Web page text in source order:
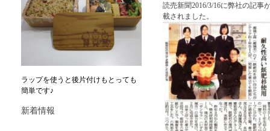
ラップを使うと後片付けもとっても
簡単です♪
新着情報
読売新聞2016/3/16に弊社の記事
載されました。